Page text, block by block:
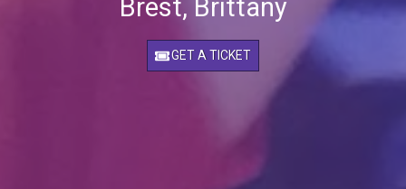
Brest, Brittany
GET A TICKET